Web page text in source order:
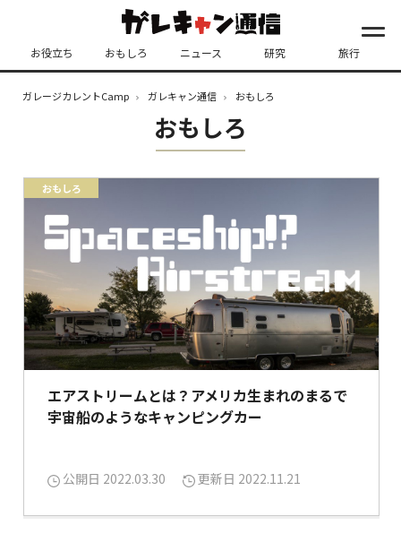
お役立ち おもしろ ニュース 研究 旅行
ガレージカレントCamp ガレキャン通信 おもしろ
おもしろ
おもしろ
エアストリームとは？アメリカ生まれのまるで
宇宙船のようなキャンピングカー
公開日 2022.03.30 更新日 2022.11.21